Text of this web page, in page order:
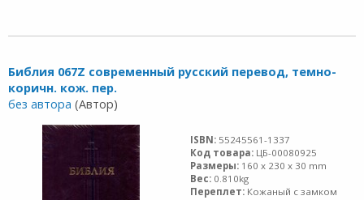
Библия 067Z современный русский перевод, темно-
коричн. кож. пер.
без автора (Автор)
ISBN: 55245561-1337
Код товара: ЦБ-00080925
Размеры: 160 x 230 x 30 mm
Вес: 0.810kg
Переплет: Кожаный с замком